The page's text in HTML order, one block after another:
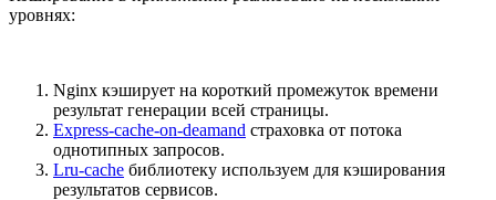
уровнях:
Nginx кэширует на короткий промежуток времени
результат генерации всей страницы.
Express-cache-on-deamand страховка от потока
однотипных запросов.
Lru-cache библиотеку используем для кэширования
результатов сервисов.